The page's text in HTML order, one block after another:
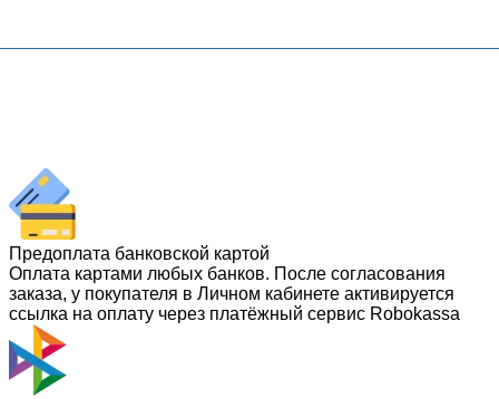
Предоплата банковской картой
Оплата картами любых банков. После согласования
заказа, у покупателя в Личном кабинете активируется
ссылка на оплату через платёжный сервис Robokassa